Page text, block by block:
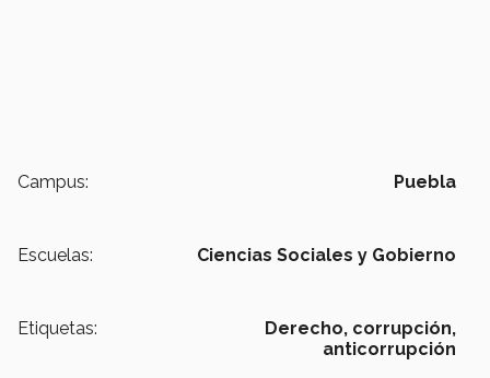
Campus: Puebla
Escuelas: Ciencias Sociales y Gobierno
Etiquetas: Derecho, corrupción,
anticorrupción